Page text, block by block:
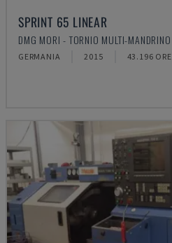
SPRINT 65 LINEAR
DMG MORI - TORNIO MULTI-MANDRINO
GERMANIA 2015 43.196 ORE